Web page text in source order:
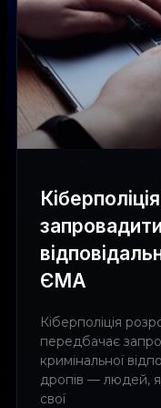
ЄМА
Кіберполіція
передбачає
кримінальної
дропів — людей,
свої